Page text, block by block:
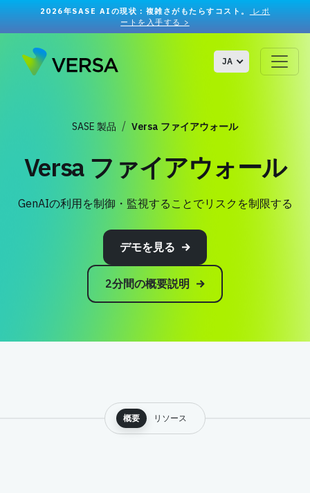
2026年SASE AIの現状：複雑さがもたらすコスト。
レポ
ートを入手する >
JA
SASE 製品 Versa ファイアウォール
Versa ファイアウォール
GenAIの利用を制御・監視することでリスクを制限する
デモを見る
2分間の概要説明
概要 リソース